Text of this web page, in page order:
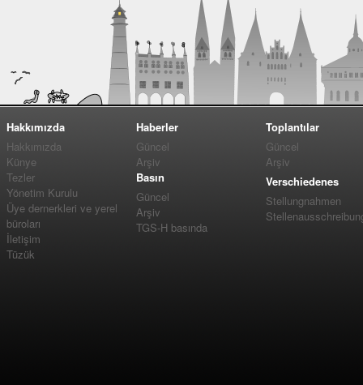
Hakkımızda
Hakkımızda
Künye
Tezler
Yönetim Kurulu
Üye dernerkleri ve yerel
büroları
İletişim
Tüzük
Haberler
Güncel
Arşiv
Basın
Güncel
Arşiv
TGS-H basında
Toplantılar
Güncel
Arşiv
Verschiedenes
Stellungnahmen